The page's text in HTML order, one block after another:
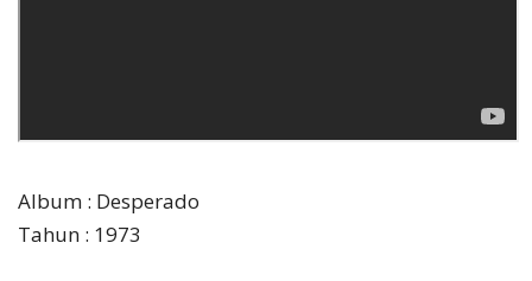
Album : Desperado
Tahun : 1973